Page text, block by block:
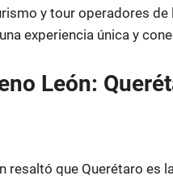
y tour operadores de
experiencia única y
León:
resaltó que Querétaro es